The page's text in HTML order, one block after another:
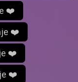
❤️
❤️
❤️
❤️